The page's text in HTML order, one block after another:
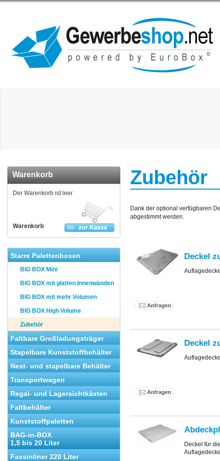
Warenkorb
Warenkorb
Der Warenkorb ist leer
Starre Palettenboxen
BIG BOX Mini
BIG BOX mit glatten Innenwänden
BIG BOX mit mehr Volumen
BIG BOX High Volume
Zubehör
Faltbare Großladungsträger
Stapelbare Kunststoffbehälter
Nest- und stapelbare Behälter
Transportwagen
Regal- und Lagersichtkästen
Faltbehälter
Kunststoffpaletten
BAG-in-BOX
1,5 bis 20 Liter
Fassinliner 220 Liter
Zubehör
Dank der optional verfügbaren
abgestimmt werden.
Deckel
Deckel
Deckel für